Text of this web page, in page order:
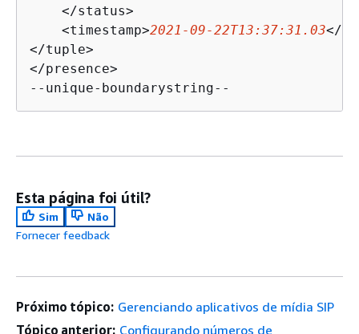
    </status>
    <timestamp>
2021-09-22T13:37:31.03</
</tuple>
</presence>
--unique-boundarystring--
Esta página foi útil?
Sim
Não
Fornecer feedback
Próximo tópico: Gerenciando aplicativos de mídia SIP
Tópico anterior: Configurando números de